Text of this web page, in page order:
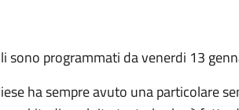
sono programmati da venerdi 13
ha sempre avuto una particolare